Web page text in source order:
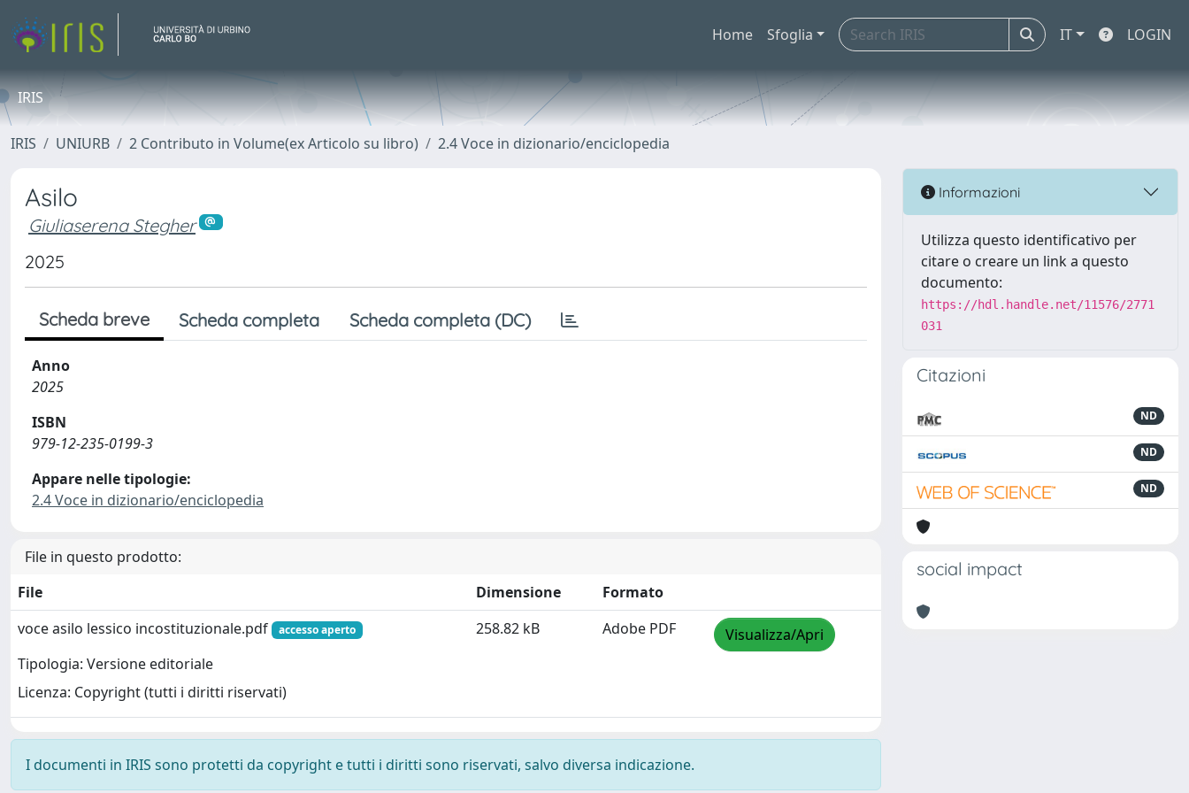
Home Sfoglia IT LOGIN
IRIS
IRIS UNIURB 2 Contributo in Volume(ex Articolo su libro) 2.4 Voce in dizionario/enciclopedia
Asilo
Giuliaserena Stegher
2025
Scheda breve Scheda completa Scheda completa (DC)
Anno
2025
ISBN
979-12-235-0199-3
Appare nelle tipologie:
2.4 Voce in dizionario/enciclopedia
File in questo prodotto:
File
Dimensione
Formato
voce asilo lessico incostituzionale.pdf
accesso aperto
Tipologia: Versione editoriale
Licenza: Copyright (tutti i diritti riservati)
258.82 kB Adobe PDF Visualizza/Apri
I documenti in IRIS sono protetti da copyright e tutti i diritti sono riservati, salvo diversa indicazione.
Informazioni
Utilizza questo identificativo per
citare o creare un link a questo
documento:
https://hdl.handle.net/11576/2771
031
Citazioni
ND
ND
ND
social impact